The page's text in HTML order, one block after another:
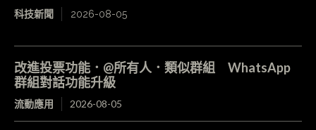
科技新聞 2026-08-05
改進投票功能．@所有人．類似群組 WhatsApp
群組對話功能升級
流動應用 2026-08-05